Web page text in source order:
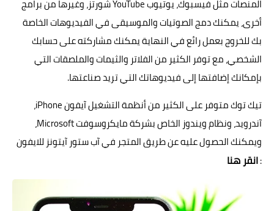
المنصات مثل فيسبوك، يوتيوب YouTube شورتز، وغيرها من برامج
أخرى، يمكنك دمج الصوتيات والموسيقى في الفيديوهات الخاصة
بك للخروج بعمل رائع في النهاية يمكنك مشاركته على حسابك
الشخصي، مع توفر الكثير من الفلاتر والثيمات والملصقات التي
بإمكانك إضافتها إلى فيديوهاتك التي تريد صناعتها.
تيك توك متوفر على الكثير من أنظمة التشغيل آيفون iPhone،
آندرويد، ونظام ويندوز الخاص بشركة مايكروسوفت Microsoft،
ويمكنك الحصول عليه عن طريق المتجر في آب ستور آيتونز للايفون
:انقر هنا